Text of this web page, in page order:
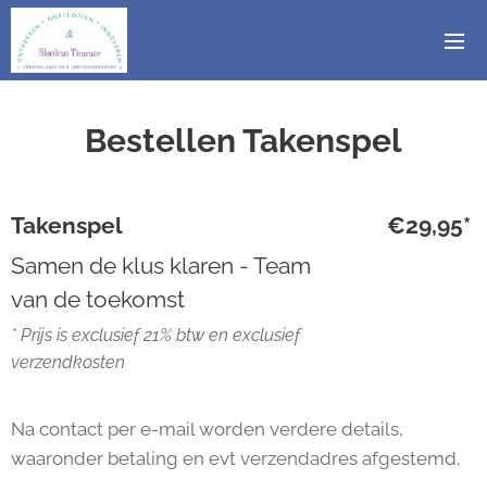
Bestellen Takenspel
Takenspel
Samen de klus klaren - Team
van de toekomst
* Prijs is exclusief 21% btw en exclusief
verzendkosten
€29,95*
Na contact per e-mail worden verdere details,
waaronder betaling en evt verzendadres afgestemd.